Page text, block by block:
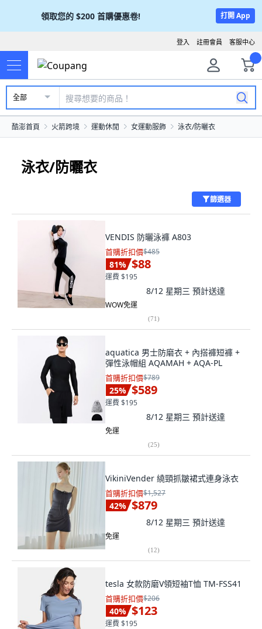
領取您的 $200 首購優惠卷! 打開 App
客服中心
註冊會員
登入
全部
酷澎首頁 火箭跨境 運動休閒 女運動服飾 泳衣/防曬衣
泳衣/防曬衣
篩選器
VENDIS 防曬泳褲 A803
首購折扣價$485
81% $88
運費 $195
8/12 星期三 預計送達
WOW免運
(71)
aquatica 男士防磨衣 + 內搭褲短褲 +
彈性泳帽組 AQAMAH + AQA-PL
首購折扣價$789
25% $589
運費 $195
8/12 星期三 預計送達
免運
(25)
VikiniVender 繞頸抓皺裙式連身泳衣
首購折扣價$1,527
42% $879
8/12 星期三 預計送達
免運
(12)
tesla 女款防磨V領短袖T恤 TM-FSS41
首購折扣價$206
40% $123
運費 $195